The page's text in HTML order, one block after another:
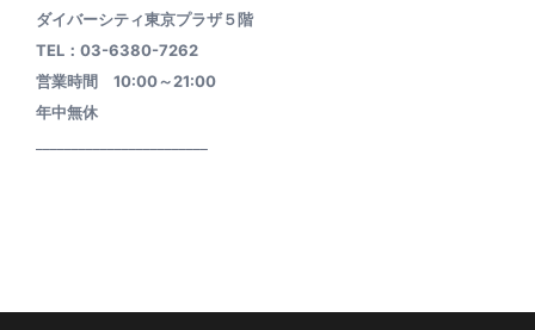
ダイバーシティ東京プラザ５階
TEL：03-6380-7262
営業時間 10:00～21:00
年中無休